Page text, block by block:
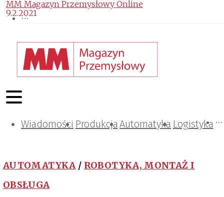
Wiadomości ProdukcjaAutomatyka Logistyka
Projektowanie i konstrukcje
Zarządzanie i IT
Tematy specjalne
AUTOMATYKA / ROBOTYKA, MONTAŻ I
OBSŁUGA
MM Magazyn Przemysłowy Online
9.2.2021